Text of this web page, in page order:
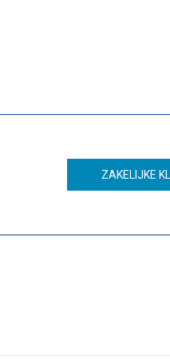
ZAKELIJKE